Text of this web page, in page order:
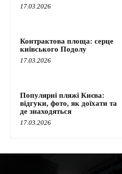
17.03.2026
Контрактова площа: серце
київського Подолу
17.03.2026
Популярні пляжі Києва:
відгуки, фото, як доїхати та
де знаходяться
17.03.2026